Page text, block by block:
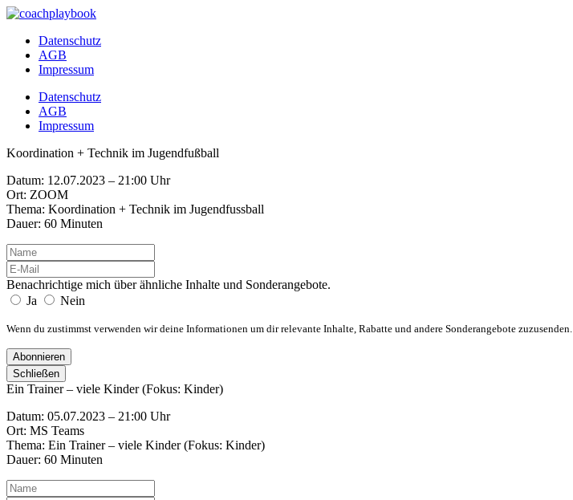
Datenschutz
AGB
Impressum
Datenschutz
AGB
Impressum
Koordination + Technik im Jugendfußball
Datum: 12.07.2023 – 21:00 Uhr
Ort: ZOOM
Thema: Koordination + Technik im Jugendfussball
Dauer: 60 Minuten
Benachrichtige mich über ähnliche Inhalte und Sonderangebote.
Ja
Nein
Wenn du zustimmst verwenden wir deine Informationen um dir relevante Inhalte, Rabatte und andere Sonderangebote zuzusenden.
Abonnieren
Schließen
Ein Trainer – viele Kinder (Fokus: Kinder)
Datum: 05.07.2023 – 21:00 Uhr
Ort: MS Teams
Thema: Ein Trainer – viele Kinder (Fokus: Kinder)
Dauer: 60 Minuten